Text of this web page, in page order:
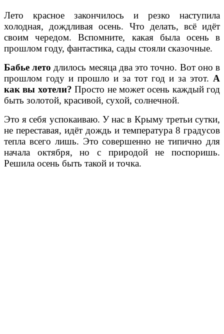
Лето красное закончилось и резко наступила
холодная, дождливая осень. Что делать, всё идёт
своим чередом. Вспомните, какая была осень в
прошлом году, фантастика, сады стояли сказочные.
Бабье лето длилось месяца два это точно. Вот оно в
прошлом году и прошло и за тот год и за этот. А
как вы хотели? Просто не может осень каждый год
быть золотой, красивой, сухой, солнечной.
Это я себя успокаиваю. У нас в Крыму третьи сутки,
не переставая, идёт дождь и температура 8 градусов
тепла всего лишь. Это совершенно не типично для
начала октября, но с природой не поспоришь.
Решила осень быть такой и точка.